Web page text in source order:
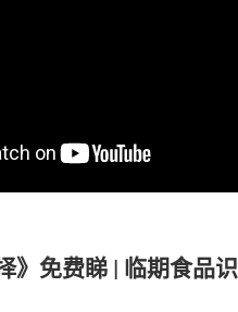
》免费睇 | 临期食品